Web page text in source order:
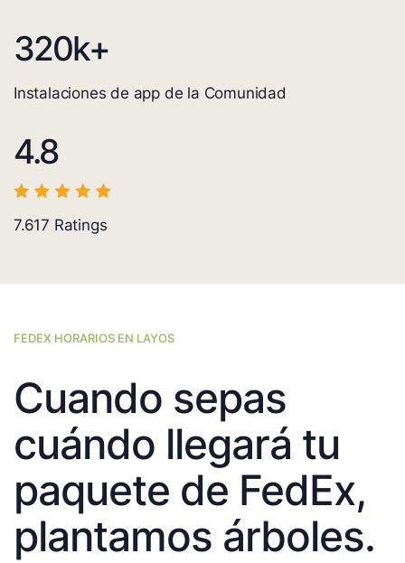
320k+
Instalaciones de app de la Comunidad
4.8
7.617 Ratings
FEDEX HORARIOS EN LAYOS
Cuando sepas
cuándo llegará tu
paquete de FedEx,
plantamos árboles.